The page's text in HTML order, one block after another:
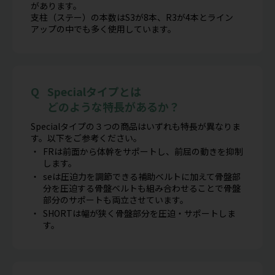
があります。
支柱（ステー）の本数はS3が8本、R3が4本とライン
アップの中でも多く使用しています。
Specialタイプとは
どのような特長があるか？
Specialタイプの３つの商品はいずれも特長が異なりま
す。以下をご参考ください。
FRは前面から体幹をサポートし、前屈の動きを抑制
します。
seは圧迫力を調節できる補助ベルトに加えて骨盤部
分を圧迫する骨盤ベルトも組み合わせることで骨盤
部分のサポートも両立させています。
SHORTは幅が狭く骨盤部分を圧迫・サポートしま
す。